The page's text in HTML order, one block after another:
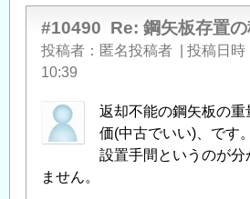
#10490 Re: 鋼矢板存置
投稿者 匿名投稿者 投稿日時
10:39
返却不能の鋼矢板の
価(中古でいい)、です。
設置手間というのが
ません。